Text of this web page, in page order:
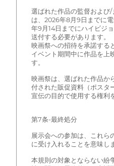
選ばれた作品の監督および
は、2026年8月9日までに
年9月14日までにハイビジ
送付する必要があります。
映画祭への招待を承諾する
イベント期間中に作品を上
す。
映画祭は、選ばれた作品か
付された販促資料（ポスタ
宣伝の目的で使用する権利
第7条-最終処分
展示会への参加は、これら
に受け入れることを意味し
本規則の対象とならない紛